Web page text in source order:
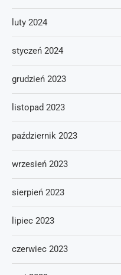
luty 2024
styczeń 2024
grudzień 2023
listopad 2023
październik 2023
wrzesień 2023
sierpień 2023
lipiec 2023
czerwiec 2023